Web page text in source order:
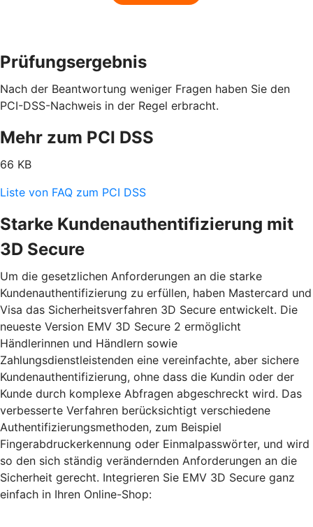
Prüfungsergebnis
Nach der Beantwortung weniger Fragen haben Sie den
PCI-DSS-Nachweis in der Regel erbracht.
Mehr zum PCI DSS
66 KB
Liste von FAQ zum PCI DSS
Starke Kundenauthentifizierung mit
3D Secure
Um die gesetzlichen Anforderungen an die starke
Kundenauthentifizierung zu erfüllen, haben Mastercard und
Visa das Sicherheitsverfahren 3D Secure entwickelt. Die
neueste Version EMV 3D Secure 2 ermöglicht
Händlerinnen und Händlern sowie
Zahlungsdienstleistenden eine vereinfachte, aber sichere
Kundenauthentifizierung, ohne dass die Kundin oder der
Kunde durch komplexe Abfragen abgeschreckt wird. Das
verbesserte Verfahren berücksichtigt verschiedene
Authentifizierungsmethoden, zum Beispiel
Fingerabdruckerkennung oder Einmalpasswörter, und wird
so den sich ständig verändernden Anforderungen an die
Sicherheit gerecht. Integrieren Sie EMV 3D Secure ganz
einfach in Ihren Online-Shop: